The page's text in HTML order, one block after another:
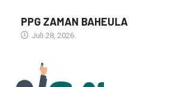
PPG ZAMAN BAHEULA
Juli 28, 2026